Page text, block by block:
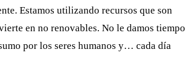
Estamos utilizando recursos que son
en no renovables. No le damos tiempo
por los seres humanos y… cada día